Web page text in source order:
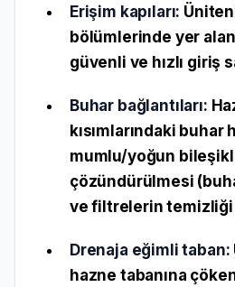
Erişim kapıları:
bölümlerinde yer
güvenli ve hızlı giriş
Buhar bağlantıları:
kısımlarındaki buhar
mumlu/yoğun
çözündürülmesi
ve filtrelerin temizliği
Drenaja eğimli taban:
hazne tabanına